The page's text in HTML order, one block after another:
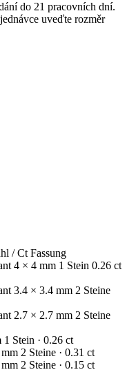
do 21 pracovních dní.
uveďte rozměr
/ Ct Fassung
4 × 4 mm 1 Stein 0.26 ct
3.4 × 3.4 mm 2 Steine
2.7 × 2.7 mm 2 Steine
1 Stein · 0.26 ct
2 Steine · 0.31 ct
2 Steine · 0.15 ct